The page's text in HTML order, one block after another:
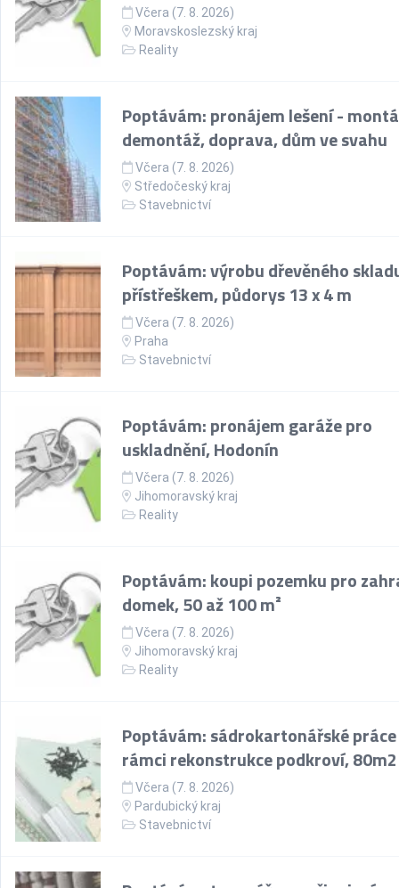
Včera (7. 8. 2026)
Moravskoslezský kraj
Reality
Poptávám: pronájem lešení -
demontáž, doprava, dům ve svahu
Včera (7. 8. 2026)
Středočeský kraj
Stavebnictví
Poptávám: výrobu dřevěného
přístřeškem, půdorys 13 x 4 m
Včera (7. 8. 2026)
Praha
Stavebnictví
Poptávám: pronájem garáže pro
uskladnění, Hodonín
Včera (7. 8. 2026)
Jihomoravský kraj
Reality
Poptávám: koupi pozemku pro
domek, 50 až 100 m²
Včera (7. 8. 2026)
Jihomoravský kraj
Reality
Poptávám: sádrokartonářské
rámci rekonstrukce podkroví, 80m2
Včera (7. 8. 2026)
Pardubický kraj
Stavebnictví